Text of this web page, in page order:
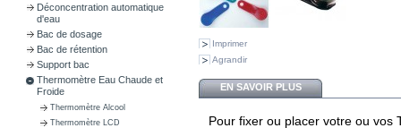
Déconcentration automatique
d'eau
Bac de dosage
Bac de rétention
Support bac
Thermomètre Eau Chaude et
Froide
Thermomètre Alcool
Thermomètre LCD
Imprimer
Agrandir
EN SAVOIR PLUS
Pour fixer ou placer votre ou